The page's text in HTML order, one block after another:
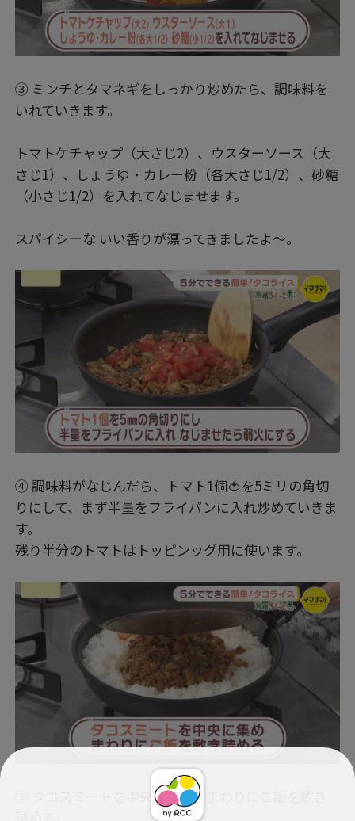
③ ミンチとタマネギをしっかり炒めたら、調味料を
いれていきます。
トマトケチャップ（大さじ2）、ウスターソース（大
さじ1）、しょうゆ・カレー粉（各大さじ1/2）、砂糖
（小さじ1/2）を入れてなじませます。
スパイシーな いい香りが漂ってきましたよ～。
④ 調味料がなじんだら、トマト1個🍅を5ミリの角切
りにして、まず半量をフライパンに入れ炒めていきま
す。
残り半分のトマトはトッピンッグ用に使います。
⑤ タコスミートを中央に盛り、まわりにご飯を敷き